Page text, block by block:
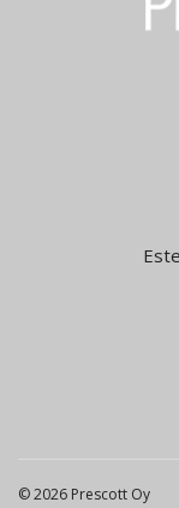
© 2026 Prescott Oy